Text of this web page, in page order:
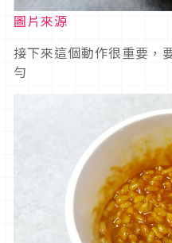
圖片來源
接下來這個動作很重要，
勻